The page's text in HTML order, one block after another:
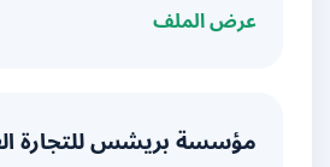
عرض الملف
مؤسسة بريشس للتجارة العامة